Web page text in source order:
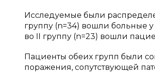
Исследуемые были
группу (n=34) вошли больные у
во II группу (n=23) вошли
Пациенты обеих групп были
поражения, сопутствующей